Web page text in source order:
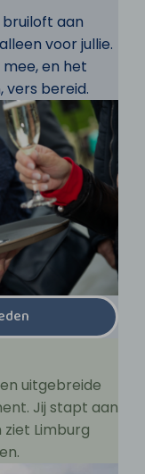
bruiloft aan
voor jullie.
en het
vers bereid.
uitgebreide
Jij stapt aan
Limburg